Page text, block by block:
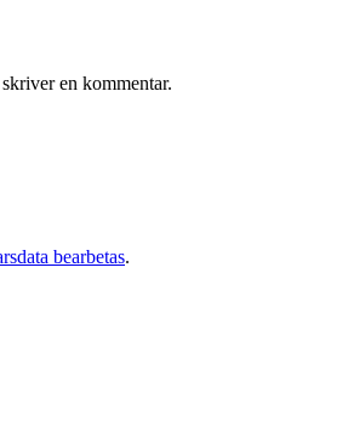
en kommentar.
bearbetas.